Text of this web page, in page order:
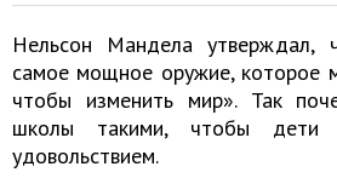
Нельсон Мандела утверждал,
самое мощное оружие, которое
чтобы изменить мир». Так
школы такими, чтобы
удовольствием.